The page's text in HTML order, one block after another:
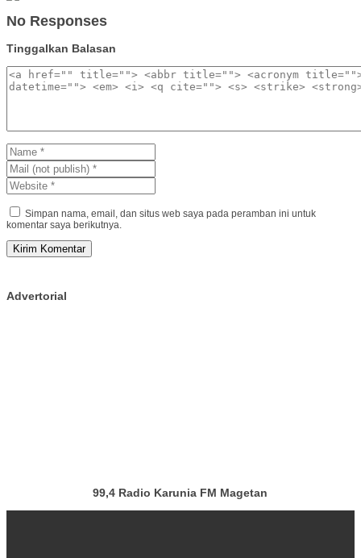
No Responses
Tinggalkan Balasan
Simpan nama, email, dan situs web saya pada peramban ini untuk
komentar saya berikutnya.
Advertorial
99,4 Radio Karunia FM Magetan